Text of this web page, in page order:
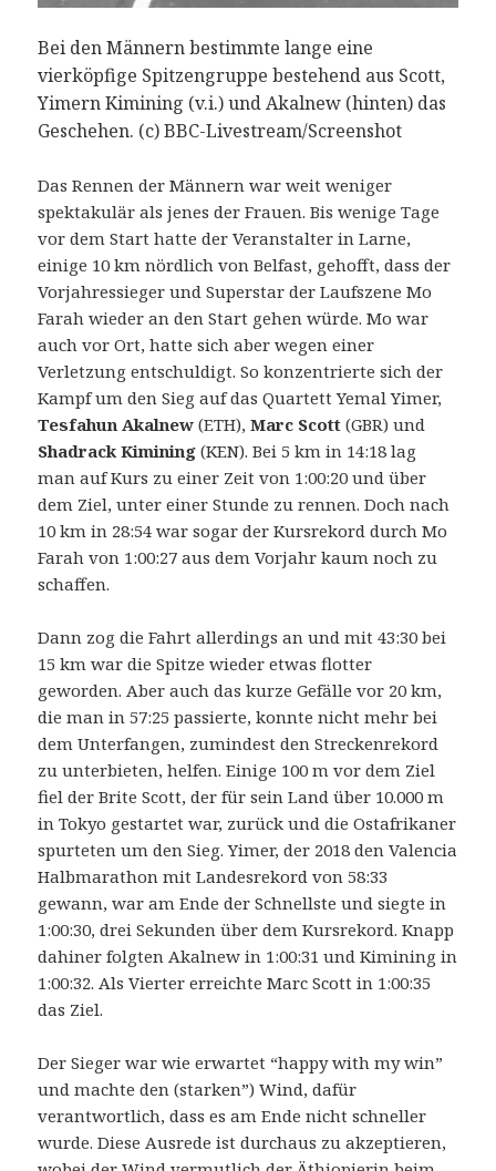
Bei den Männern bestimmte lange eine
vierköpfige Spitzengruppe bestehend aus Scott,
Yimern Kimining (v.i.) und Akalnew (hinten) das
Geschehen. (c) BBC-Livestream/Screenshot
Das Rennen der Männern war weit weniger
spektakulär als jenes der Frauen. Bis wenige Tage
vor dem Start hatte der Veranstalter in Larne,
einige 10 km nördlich von Belfast, gehofft, dass der
Vorjahressieger und Superstar der Laufszene Mo
Farah wieder an den Start gehen würde. Mo war
auch vor Ort, hatte sich aber wegen einer
Verletzung entschuldigt. So konzentrierte sich der
Kampf um den Sieg auf das Quartett Yemal Yimer,
Tesfahun Akalnew (ETH), Marc Scott (GBR) und
Shadrack Kimining (KEN). Bei 5 km in 14:18 lag
man auf Kurs zu einer Zeit von 1:00:20 und über
dem Ziel, unter einer Stunde zu rennen. Doch nach
10 km in 28:54 war sogar der Kursrekord durch Mo
Farah von 1:00:27 aus dem Vorjahr kaum noch zu
schaffen.
Dann zog die Fahrt allerdings an und mit 43:30 bei
15 km war die Spitze wieder etwas flotter
geworden. Aber auch das kurze Gefälle vor 20 km,
die man in 57:25 passierte, konnte nicht mehr bei
dem Unterfangen, zumindest den Streckenrekord
zu unterbieten, helfen. Einige 100 m vor dem Ziel
fiel der Brite Scott, der für sein Land über 10.000 m
in Tokyo gestartet war, zurück und die Ostafrikaner
spurteten um den Sieg. Yimer, der 2018 den Valencia
Halbmarathon mit Landesrekord von 58:33
gewann, war am Ende der Schnellste und siegte in
1:00:30, drei Sekunden über dem Kursrekord. Knapp
dahiner folgten Akalnew in 1:00:31 und Kimining in
1:00:32. Als Vierter erreichte Marc Scott in 1:00:35
das Ziel.
Der Sieger war wie erwartet “happy with my win”
und machte den (starken”) Wind, dafür
verantwortlich, dass es am Ende nicht schneller
wurde. Diese Ausrede ist durchaus zu akzeptieren,